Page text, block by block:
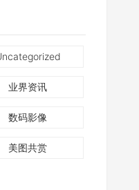
业界资讯
数码影像
美图共赏